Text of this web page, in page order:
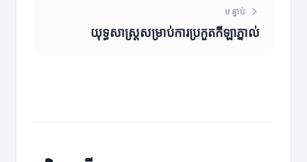
បន្ទាប់
យុទ្ធសាស្ត្រសម្រាប់ការប្រកួតកីឡាភ្នាល់